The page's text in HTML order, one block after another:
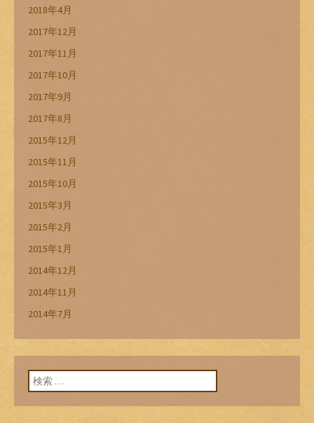
2018年4月
2017年12月
2017年11月
2017年10月
2017年9月
2017年8月
2015年12月
2015年11月
2015年10月
2015年3月
2015年2月
2015年1月
2014年12月
2014年11月
2014年7月
検索: